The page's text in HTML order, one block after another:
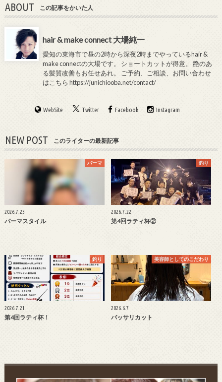
ABOUT この記事をかいた人
hair & make connect 大場純一
愛知の東海市で昼の2時から深夜2時までやっているhair &
make connectの大場です。 ショートカットが得意。 艶のあ
る髪質改善もお任せあれ。 ご予約、ご相談、お問い合わせ
はこちらhttps://junichiooba.net/contact/
WebSite Twitter Facebook Instagram
NEW POST このライターの最新記事
パーマ
2026.7.23
パーマスタイル
釣り
2026.7.22
第4回ラティ杯②
釣り
2026.7.21
第4回ラティ杯！
美容師としてのこだわり
2026.6.7
バッサリカット